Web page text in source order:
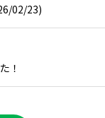
02/23)
！